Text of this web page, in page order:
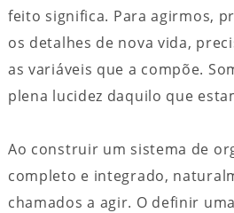
feito significa. Para agirmos,
os detalhes de nova vida,
as variáveis que a compõe.
plena lucidez daquilo que
Ao construir um sistema de
completo e integrado,
chamados a agir. O definir